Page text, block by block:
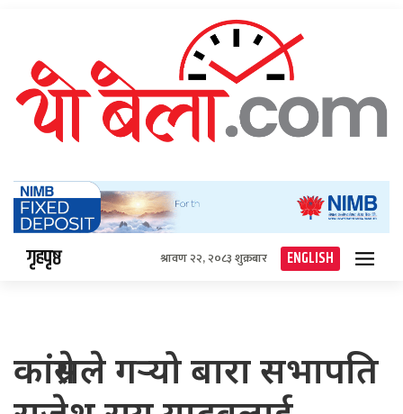
गृहपृष्ठ श्रावण २२, २०८३ शुक्रबार ENGLISH
कांग्रेसले गर्‍यो बारा सभापति